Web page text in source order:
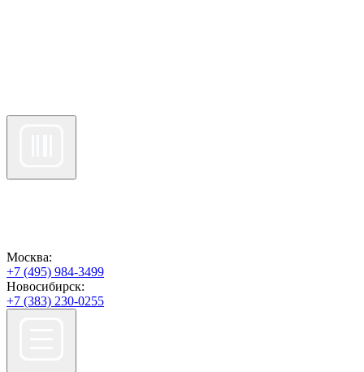
Москва:
+7 (495) 984-3499
Новосибирск:
+7 (383) 230-0255